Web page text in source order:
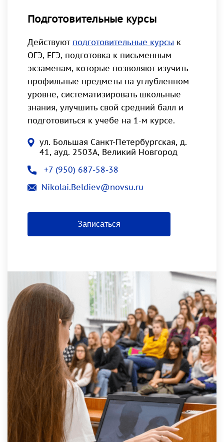
Подготовительные курсы
Действуют подготовительные курсы к
ОГЭ, ЕГЭ, подготовка к письменным
экзаменам, которые позволяют изучить
профильные предметы на углубленном
уровне, систематизировать школьные
знания, улучшить свой средний балл и
подготовиться к учебе на 1-м курсе.
ул. Большая Санкт-Петербургская, д.
41, ауд. 2503А, Великий Новгород
+7 (950) 687-58-38
Nikolai.Beldiev@novsu.ru
Записаться